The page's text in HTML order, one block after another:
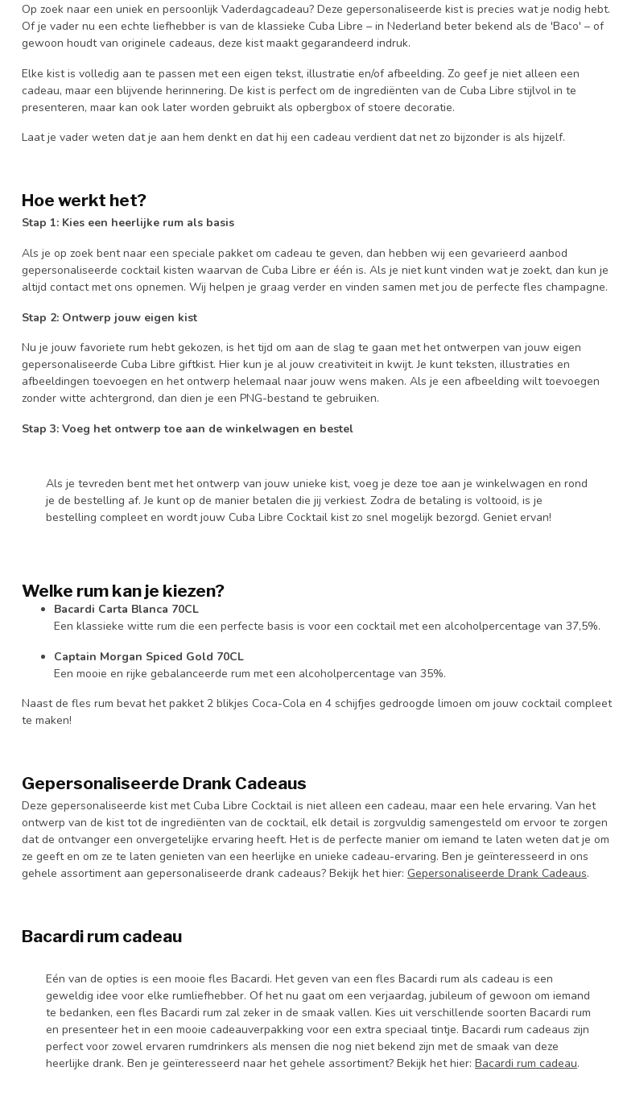
Op zoek naar een uniek en persoonlijk Vaderdagcadeau? Deze gepersonaliseerde kist is precies wat je nodig hebt.
Of je vader nu een echte liefhebber is van de klassieke Cuba Libre – in Nederland beter bekend als de 'Baco' – of
gewoon houdt van originele cadeaus, deze kist maakt gegarandeerd indruk.
Elke kist is volledig aan te passen met een eigen tekst, illustratie en/of afbeelding. Zo geef je niet alleen een
cadeau, maar een blijvende herinnering. De kist is perfect om de ingrediënten van de Cuba Libre stijlvol in te
presenteren, maar kan ook later worden gebruikt als opbergbox of stoere decoratie.
Laat je vader weten dat je aan hem denkt en dat hij een cadeau verdient dat net zo bijzonder is als hijzelf.
Hoe werkt het?
Stap 1: Kies een heerlijke rum als basis
Als je op zoek bent naar een speciale pakket om cadeau te geven, dan hebben wij een gevarieerd aanbod
gepersonaliseerde cocktail kisten waarvan de Cuba Libre er één is. Als je niet kunt vinden wat je zoekt, dan kun je
altijd contact met ons opnemen. Wij helpen je graag verder en vinden samen met jou de perfecte fles champagne.
Stap 2: Ontwerp jouw eigen kist
Nu je jouw favoriete rum hebt gekozen, is het tijd om aan de slag te gaan met het ontwerpen van jouw eigen
gepersonaliseerde Cuba Libre giftkist. Hier kun je al jouw creativiteit in kwijt. Je kunt teksten, illustraties en
afbeeldingen toevoegen en het ontwerp helemaal naar jouw wens maken. Als je een afbeelding wilt toevoegen
zonder witte achtergrond, dan dien je een PNG-bestand te gebruiken.
Stap 3: Voeg het ontwerp toe aan de winkelwagen en bestel
Als je tevreden bent met het ontwerp van jouw unieke kist, voeg je deze toe aan je winkelwagen en rond
je de bestelling af. Je kunt op de manier betalen die jij verkiest. Zodra de betaling is voltooid, is je
bestelling compleet en wordt jouw Cuba Libre Cocktail kist zo snel mogelijk bezorgd. Geniet ervan!
Welke rum kan je kiezen?
Bacardi Carta Blanca 70CL
Een klassieke witte rum die een perfecte basis is voor een cocktail met een alcoholpercentage van 37,5%.
Captain Morgan Spiced Gold 70CL
Een mooie en rijke gebalanceerde rum met een alcoholpercentage van 35%.
Naast de fles rum bevat het pakket 2 blikjes Coca-Cola en 4 schijfjes gedroogde limoen om jouw cocktail compleet
te maken!
Gepersonaliseerde Drank Cadeaus
Deze gepersonaliseerde kist met Cuba Libre Cocktail is niet alleen een cadeau, maar een hele ervaring. Van het
ontwerp van de kist tot de ingrediënten van de cocktail, elk detail is zorgvuldig samengesteld om ervoor te zorgen
dat de ontvanger een onvergetelijke ervaring heeft. Het is de perfecte manier om iemand te laten weten dat je om
ze geeft en om ze te laten genieten van een heerlijke en unieke cadeau-ervaring. Ben je geïnteresseerd in ons
gehele assortiment aan gepersonaliseerde drank cadeaus? Bekijk het hier: Gepersonaliseerde Drank Cadeaus.
Bacardi rum cadeau
Eén van de opties is een mooie fles Bacardi. Het geven van een fles Bacardi rum als cadeau is een
geweldig idee voor elke rumliefhebber. Of het nu gaat om een verjaardag, jubileum of gewoon om iemand
te bedanken, een fles Bacardi rum zal zeker in de smaak vallen. Kies uit verschillende soorten Bacardi rum
en presenteer het in een mooie cadeauverpakking voor een extra speciaal tintje. Bacardi rum cadeaus zijn
perfect voor zowel ervaren rumdrinkers als mensen die nog niet bekend zijn met de smaak van deze
heerlijke drank. Ben je geïnteresseerd naar het gehele assortiment? Bekijk het hier: Bacardi rum cadeau.